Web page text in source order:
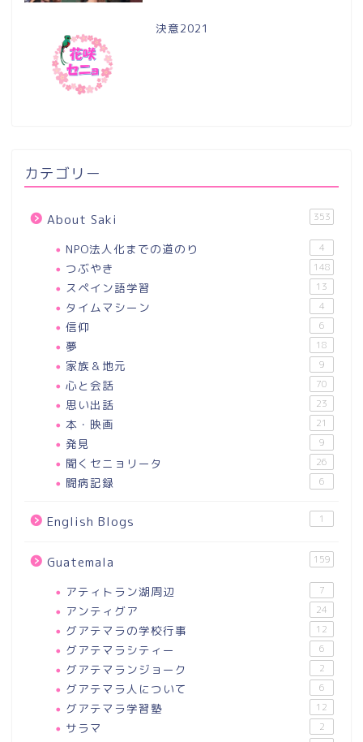
決意2021
カテゴリー
About Saki 353
NPO法人化までの道のり 4
つぶやき 148
スペイン語学習 13
タイムマシーン 4
信仰 6
夢 18
家族＆地元 9
心と会話 70
思い出話 23
本・映画 21
発見 9
聞くセニョリータ 26
闘病記録 6
English Blogs 1
Guatemala 159
アティトラン湖周辺 7
アンティグア 24
グアテマラの学校行事 12
グアテマラシティー 6
グアテマランジョーク 2
グアテマラ人について 6
グアテマラ学習塾 12
サラマ 2